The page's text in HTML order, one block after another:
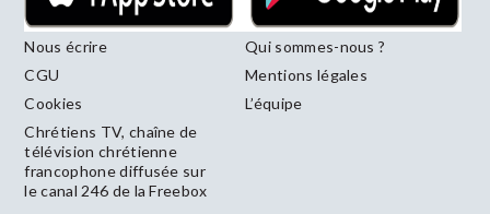
Nous écrire
Qui sommes-nous ?
CGU
Mentions légales
Cookies
L’équipe
Chrétiens TV, chaîne de
télévision chrétienne
francophone diffusée sur
le canal 246 de la Freebox